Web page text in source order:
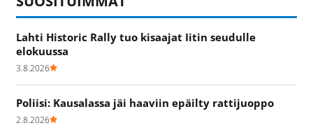
Lahti Historic Rally tuo kisaajat Iitin seudulle
elokuussa
3.8.2026
Poliisi: Kausalassa jäi haaviin epäilty rattijuoppo
2.8.2026